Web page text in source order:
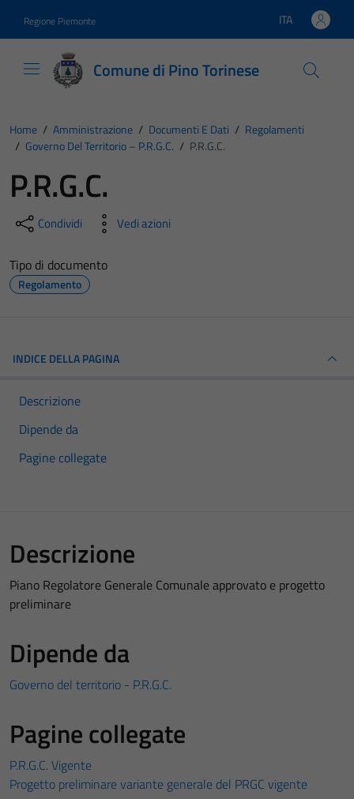
Regione Piemonte Lingua attiva:
ITA
Comune di Pino Torinese
Home / Amministrazione / Documenti E Dati / Regolamenti
/ Governo Del Territorio – P.R.G.C. / P.R.G.C.
P.R.G.C.
Condividi Vedi azioni
Tipo di documento
Regolamento
INDICE DELLA PAGINA
Descrizione
Dipende da
Pagine collegate
Descrizione
Piano Regolatore Generale Comunale approvato e progetto
preliminare
Dipende da
Governo del territorio - P.R.G.C.
Pagine collegate
P.R.G.C. Vigente
Progetto preliminare variante generale del PRGC vigente